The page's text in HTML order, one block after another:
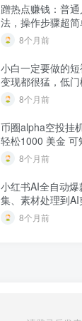
蹭热点赚钱：普
法，操作步骤超简
8个月前
小白一定要做的
变现都很猛，低
8个月前
币圈alpha空投挂
轻松1000 美金 可
8个月前
小红书AI全自动
集、素材处理到
8个月前